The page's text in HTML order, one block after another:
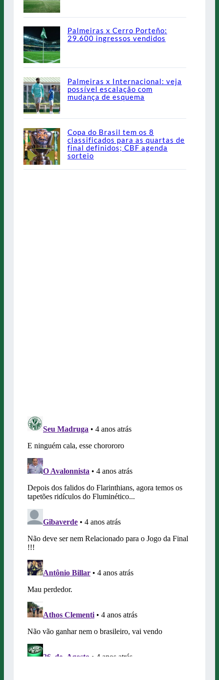
Palmeiras x Cerro Porteño:
29.600 ingressos vendidos
Palmeiras x Internacional: veja
possível escalação com
mudança de esquema
Copa do Brasil tem os 8
classificados para as quartas de
final definidos; CBF agenda
sorteio